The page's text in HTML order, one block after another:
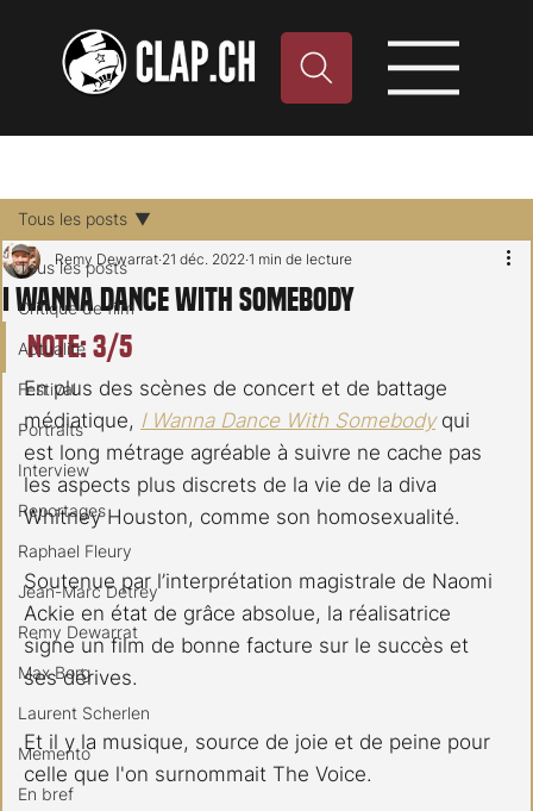
Tous les posts
Critique de film
Actualité
Festival
Portraits
Interview
Reportages
Raphael Fleury
Jean-Marc Detrey
Remy Dewarrat
Max Borg
Laurent Scherlen
Memento
En bref
Tous les posts
I Wanna Dance With Somebody
Remy Dewarrat 21 déc. 2022 1 min de lecture
Note: 3/5
En plus des scènes de concert et de battage
médiatique, I Wanna Dance With Somebody qui
est long métrage agréable à suivre ne cache pas
les aspects plus discrets de la vie de la diva
Whitney Houston, comme son homosexualité.
Soutenue par l’interprétation magistrale de Naomi
Ackie en état de grâce absolue, la réalisatrice
signe un film de bonne facture sur le succès et
ses dérives.
Et il y la musique, source de joie et de peine pour
celle que l'on surnommait The Voice.